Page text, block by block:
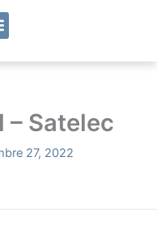
– Satelec
27, 2022